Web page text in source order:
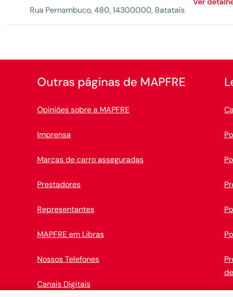
Rua Pernambuco, 480, 14300000, Batatais
Outras páginas de MAPFRE
Opiniões sobre a MAPFRE
Imprensa
Marcas de carro asseguradas
Prestadores
Representantes
MAPFRE em Libras
Nossos Telefones
Canais Digitais